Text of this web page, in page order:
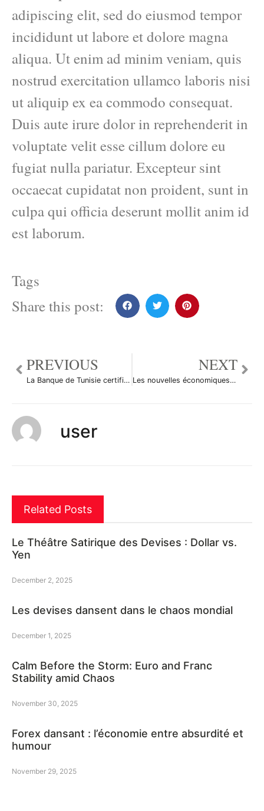
adipiscing elit, sed do eiusmod tempor
incididunt ut labore et dolore magna
aliqua. Ut enim ad minim veniam, quis
nostrud exercitation ullamco laboris nisi
ut aliquip ex ea commodo consequat.
Duis aute irure dolor in reprehenderit in
voluptate velit esse cillum dolore eu
fugiat nulla pariatur. Excepteur sint
occaecat cupidatat non proident, sunt in
culpa qui officia deserunt mollit anim id
est laborum.
Tags
Share this post:
PREVIOUS
La Banque de Tunisie certifiée MSI 20000
NEXT
Les nouvelles économiques du 11 mai en bref
user
Related Posts
Le Théâtre Satirique des Devises : Dollar vs.
Yen
December 2, 2025
Les devises dansent dans le chaos mondial
December 1, 2025
Calm Before the Storm: Euro and Franc
Stability amid Chaos
November 30, 2025
Forex dansant : l’économie entre absurdité et
humour
November 29, 2025